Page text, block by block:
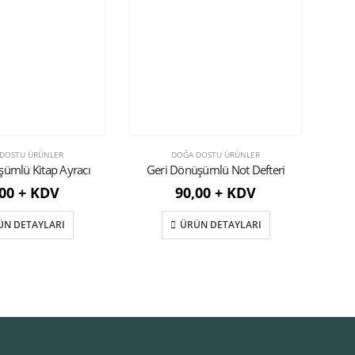
ÜRÜNLER
Kitap Ayracı
+ KDV
DETAYLARI
DOĞA DOSTU ÜRÜNLER
Geri Dönüşümlü Not Defteri
90,00 + KDV
ÜRÜN DETAYLARI